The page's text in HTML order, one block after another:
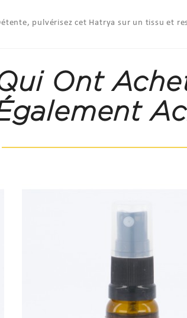
pulvérisez cet Hatrya sur un tissu et
Ont